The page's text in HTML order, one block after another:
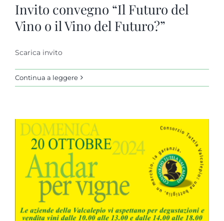
Invito convegno “Il Futuro del
Vino o il Vino del Futuro?”
Scarica invito
Continua a leggere